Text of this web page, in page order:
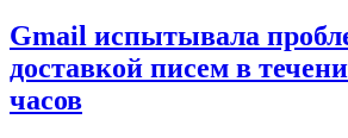
Gmail испытывала
доставкой писем в
часов